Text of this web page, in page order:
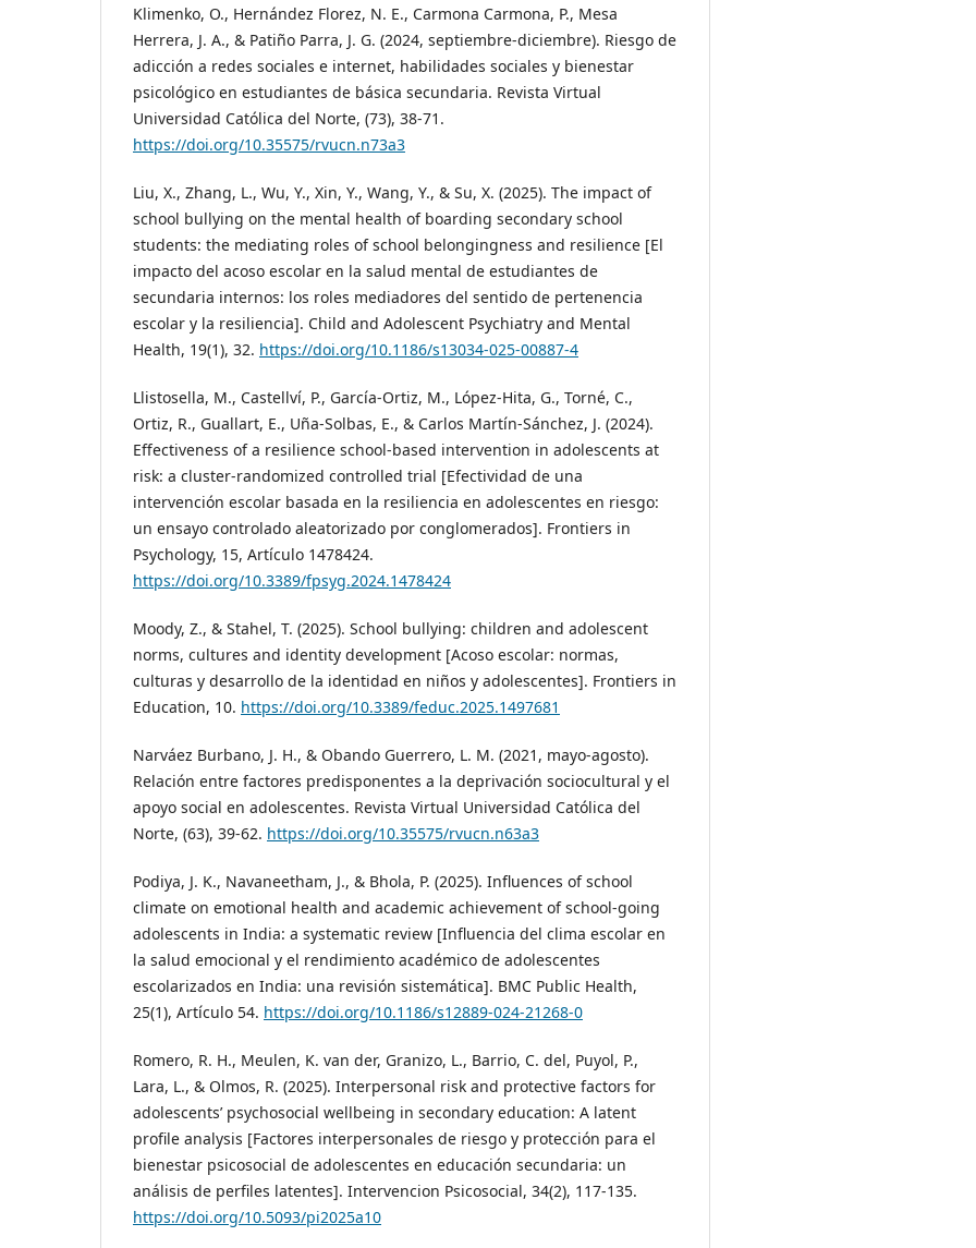
Klimenko, O., Hernández Florez, N. E., Carmona Carmona, P., Mesa
Herrera, J. A., & Patiño Parra, J. G. (2024, septiembre-diciembre). Riesgo de
adicción a redes sociales e internet, habilidades sociales y bienestar
psicológico en estudiantes de básica secundaria. Revista Virtual
Universidad Católica del Norte, (73), 38-71.
https://doi.org/10.35575/rvucn.n73a3
Liu, X., Zhang, L., Wu, Y., Xin, Y., Wang, Y., & Su, X. (2025). The impact of
school bullying on the mental health of boarding secondary school
students: the mediating roles of school belongingness and resilience [El
impacto del acoso escolar en la salud mental de estudiantes de
secundaria internos: los roles mediadores del sentido de pertenencia
escolar y la resiliencia]. Child and Adolescent Psychiatry and Mental
Health, 19(1), 32. https://doi.org/10.1186/s13034-025-00887-4
Llistosella, M., Castellví, P., García-Ortiz, M., López-Hita, G., Torné, C.,
Ortiz, R., Guallart, E., Uña-Solbas, E., & Carlos Martín-Sánchez, J. (2024).
Effectiveness of a resilience school-based intervention in adolescents at
risk: a cluster-randomized controlled trial [Efectividad de una
intervención escolar basada en la resiliencia en adolescentes en riesgo:
un ensayo controlado aleatorizado por conglomerados]. Frontiers in
Psychology, 15, Artículo 1478424.
https://doi.org/10.3389/fpsyg.2024.1478424
Moody, Z., & Stahel, T. (2025). School bullying: children and adolescent
norms, cultures and identity development [Acoso escolar: normas,
culturas y desarrollo de la identidad en niños y adolescentes]. Frontiers in
Education, 10. https://doi.org/10.3389/feduc.2025.1497681
Narváez Burbano, J. H., & Obando Guerrero, L. M. (2021, mayo-agosto).
Relación entre factores predisponentes a la deprivación sociocultural y el
apoyo social en adolescentes. Revista Virtual Universidad Católica del
Norte, (63), 39-62. https://doi.org/10.35575/rvucn.n63a3
Podiya, J. K., Navaneetham, J., & Bhola, P. (2025). Influences of school
climate on emotional health and academic achievement of school-going
adolescents in India: a systematic review [Influencia del clima escolar en
la salud emocional y el rendimiento académico de adolescentes
escolarizados en India: una revisión sistemática]. BMC Public Health,
25(1), Artículo 54. https://doi.org/10.1186/s12889-024-21268-0
Romero, R. H., Meulen, K. van der, Granizo, L., Barrio, C. del, Puyol, P.,
Lara, L., & Olmos, R. (2025). Interpersonal risk and protective factors for
adolescents’ psychosocial wellbeing in secondary education: A latent
profile analysis [Factores interpersonales de riesgo y protección para el
bienestar psicosocial de adolescentes en educación secundaria: un
análisis de perfiles latentes]. Intervencion Psicosocial, 34(2), 117-135.
https://doi.org/10.5093/pi2025a10